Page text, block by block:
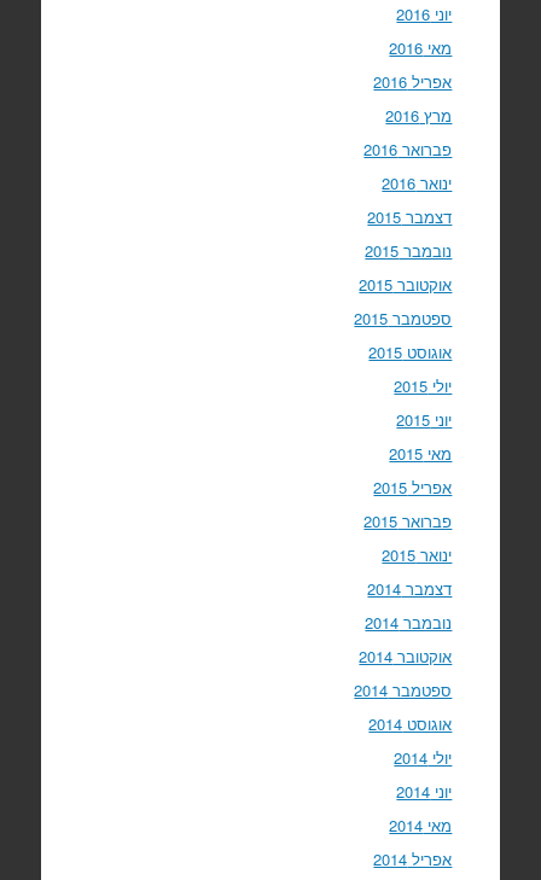
יוני 2016
מאי 2016
אפריל 2016
מרץ 2016
פברואר 2016
ינואר 2016
דצמבר 2015
נובמבר 2015
אוקטובר 2015
ספטמבר 2015
אוגוסט 2015
יולי 2015
יוני 2015
מאי 2015
אפריל 2015
פברואר 2015
ינואר 2015
דצמבר 2014
נובמבר 2014
אוקטובר 2014
ספטמבר 2014
אוגוסט 2014
יולי 2014
יוני 2014
מאי 2014
אפריל 2014